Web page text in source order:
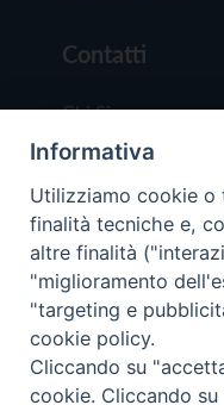
Contatti
Chi Siamo
Redazione
Scrivici
Copyright ©
Trentina Editrice
Informativa
Utilizziamo cookie o
finalità tecniche e,
altre finalità
"miglioramento
"targeting e
cookie policy.
Cliccando su
cookie. Cliccando